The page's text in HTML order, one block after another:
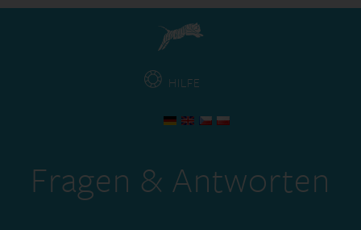
HILFE
Fragen & Antworten